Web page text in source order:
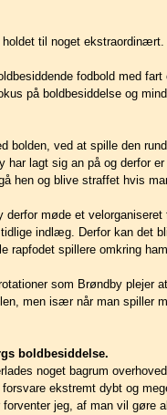
til noget ekstraordinært.
fodbold med
på boldbesiddelse og
bolden, ved at spille den
har lagt sig an på og derfor
hen og blive straffet hvis
derfor møde et
indlæg. Derfor kan
rapfodet spillere omkring
som Brøndby
men især når man spiller
boldbesiddelse.
noget bagrum
ekstremt dybt og
jeg, af man vil gøre